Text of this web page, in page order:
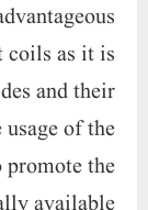
coils as it is
and their
of the
the